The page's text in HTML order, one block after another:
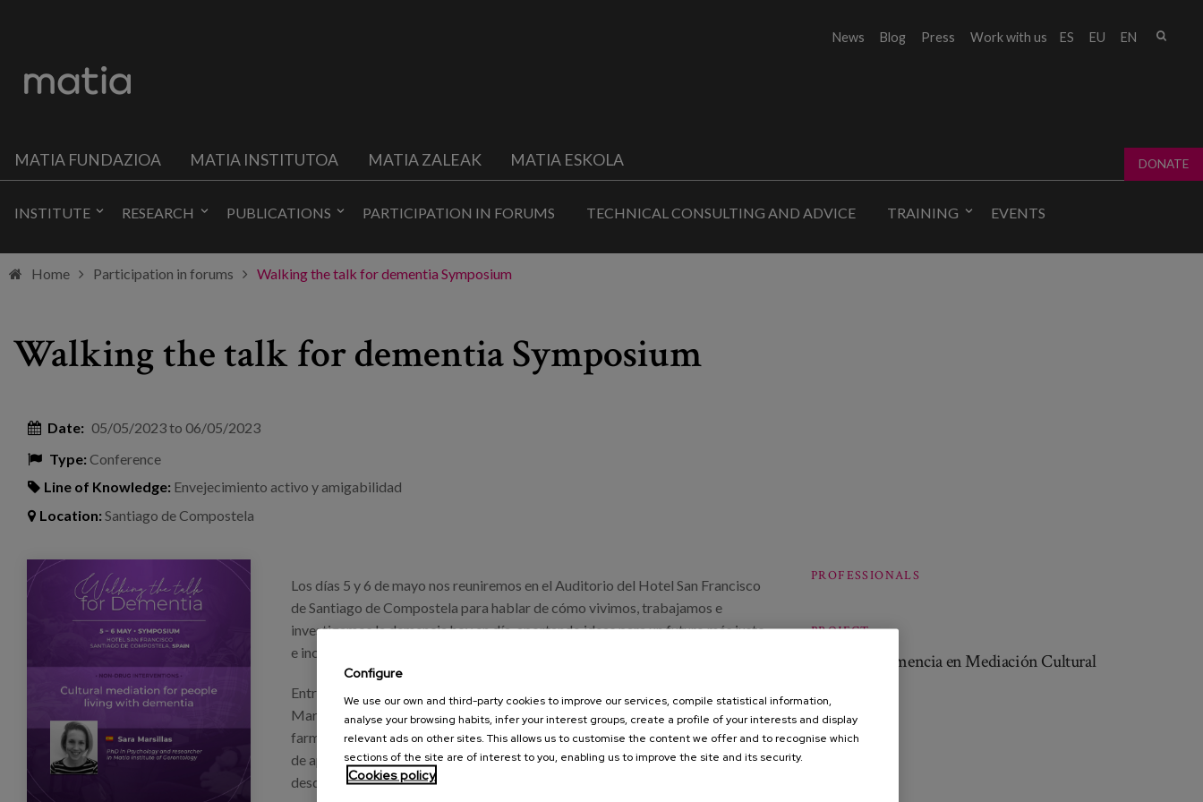
ES EU EN
News Blog Press Work with us
MATIA FUNDAZIOA MATIA INSTITUTOA MATIA ZALEAK MATIA ESKOLA DONATE
INSTITUTE RESEARCH PUBLICATIONS PARTICIPATION IN FORUMS TECHNICAL CONSULTING AND ADVICE TRAINING EVENTS
Home Participation in forums Walking the talk for dementia Symposium
Walking the talk for dementia Symposium
Date: 05/05/2023to 06/05/2023
Type:Conference
Line of Knowledge: Envejecimiento activo y amigabilidad
Location:Santiago de Compostela
simposio_walkingthetalk_dementia.pngLos días 5 y 6 de mayo nos reuniremos en el Auditorio del Hotel San Francisco
de Santiago de Compostela para hablar de cómo vivimos, trabajamos e
investigamos la demencia hoy en día, aportando ideas para un futuro más justo
e inclusivo para todos.
Entre los ponentes, nuestra compañera e investigadora de Matia Instituto, Sara
Marsillas, que participa en una mesa sobre intervenciones no
farmacológicas, compartiendo con la audiencia nuestra experiencia a la hora
de aproximar el mundo de la cultura y el arte a las personas con demencia
desde el proyecto DCUM.
PROFESSIONALS
PROJECT
DCUM - Demencia en Mediación Cultural
Configure
We use our own and third-party cookies to improve our services, compile statistical information,
analyse your browsing habits, infer your interest groups, create a profile of your interests and display
relevant ads on other sites. This allows us to customise the content we offer and to recognise which
sections of the site are of interest to you, enabling us to improve the site and its security.
Cookies policy